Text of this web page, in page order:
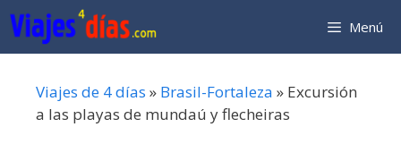
Saltar
al
contenido
Menú
Viajes de 4 días » Brasil-Fortaleza » Excursión
a las playas de mundaú y flecheiras